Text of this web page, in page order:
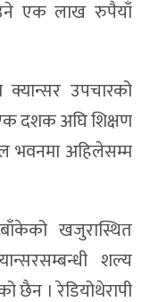
एक लाख रुपैयाँ
क्यान्सर उपचारको
एक दशक अघि शिक्षण
भवनमा अहिलेसम्म
खजुरास्थित
शल्य
छैन । रेडियोथेरापी